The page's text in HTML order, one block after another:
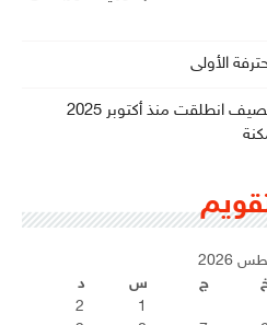
الأولى
مسؤولة بالستاغ: التحضيرات للصيف انطلقت منذ أكتوبر 2025
2026
ج س
د
1
2